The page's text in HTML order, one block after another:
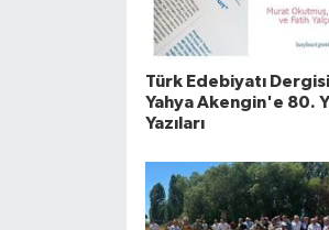
Türk Edebiyatı
Yahya Akengin'e 80.
Yazıları